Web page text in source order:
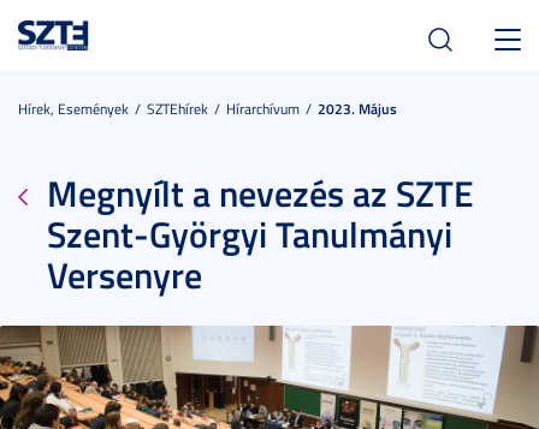
Hírek, Események SZTEhírek Hírarchívum 2023. Május
Megnyílt a nevezés az SZTE
Szent-Györgyi Tanulmányi
Versenyre